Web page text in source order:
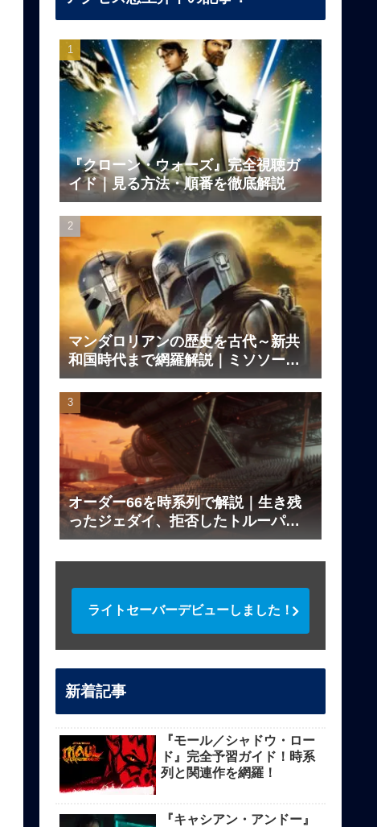
『クローン・ウォーズ』完全視聴ガ
イド｜見る方法・順番を徹底解説
マンダロリアンの歴史を古代～新共
和国時代まで網羅解説｜ミソソー、
ダークセーバーの伝説とは？
オーダー66を時系列で解説｜生き残
ったジェダイ、拒否したトルーパー
は？
ライトセーバーデビューしました！
新着記事
『モール／シャドウ・ロー
ド』完全予習ガイド！時系
列と関連作を網羅！
『キャシアン・アンドー』